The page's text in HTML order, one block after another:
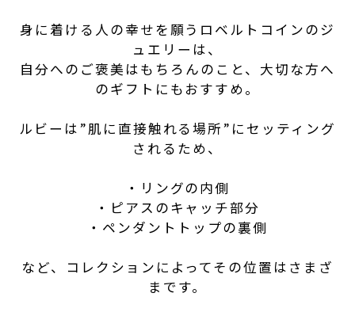
身に着ける人の幸せを願うロベルトコインのジ
ュエリーは、
自分へのご褒美はもちろんのこと、大切な方へ
のギフトにもおすすめ。
ルビーは”肌に直接触れる場所”にセッティング
されるため、
・リングの内側
・ピアスのキャッチ部分
・ペンダントトップの裏側
など、コレクションによってその位置はさまざ
まです。